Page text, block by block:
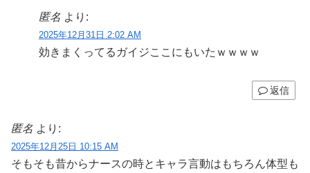
匿名 より:
2025年12月31日 2:02 AM
効きまくってるガイジここにもいたｗｗｗｗ
返信
匿名 より:
2025年12月25日 10:15 AM
そもそも昔からナースの時とキャラ言動はもちろん体型も